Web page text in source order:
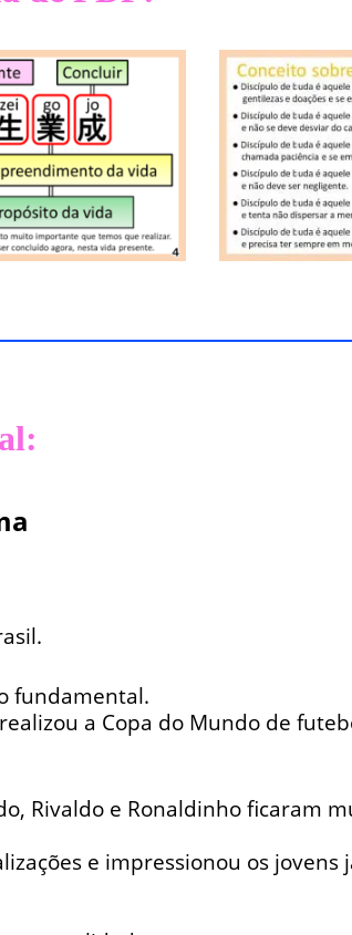
fundamental.
a Copa do Mundo de
Rivaldo e Ronaldinho ficaram
e impressionou os jovens